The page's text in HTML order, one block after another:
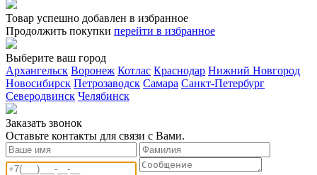
Товар успешно добавлен в избранное
Продолжить покупки перейти в избранное
Выберите ваш город
Архангельск Воронеж Котлас Краснодар Нижний Новгород
Новосибирск Петрозаводск Самара Санкт-Петербург
Северодвинск Челябинск
Заказать звонoк
Оставьте контакты для связи с Вами.